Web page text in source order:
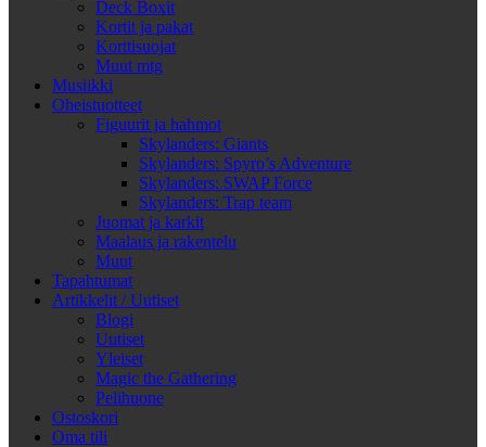
Deck Boxit
Kortit ja pakat
Korttisuojat
Muut mtg
Musiikki
Oheistuotteet
Figuurit ja hahmot
Skylanders: Giants
Skylanders: Spyro’s Adventure
Skylanders: SWAP Force
Skylanders: Trap team
Juomat ja karkit
Maalaus ja rakentelu
Muut
Tapahtumat
Artikkelit / Uutiset
Blogi
Uutiset
Yleiset
Magic the Gathering
Pelihuone
Ostoskori
Oma tili